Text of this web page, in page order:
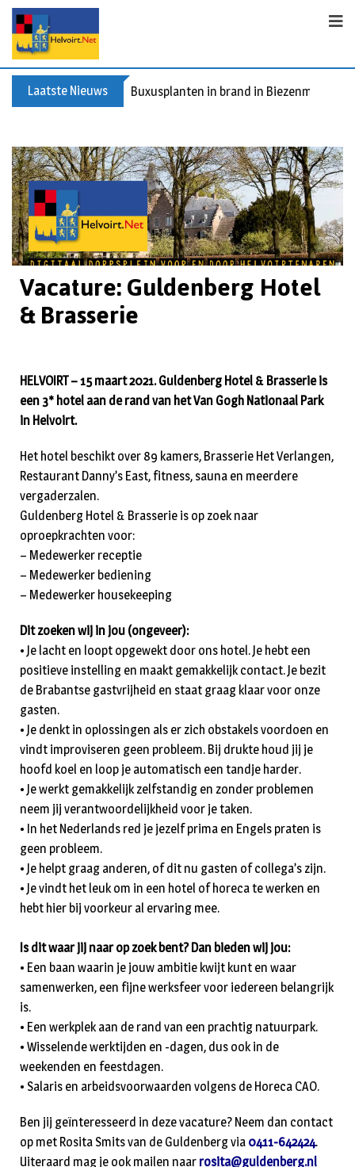
Laatste Nieuws Buxusplanten in brand in Biezenmortel,
Vacature: Guldenberg Hotel
& Brasserie
HELVOIRT – 15 maart 2021. Guldenberg Hotel & Brasserie is
een 3* hotel aan de rand van het Van Gogh Nationaal Park
in Helvoirt.
Het hotel beschikt over 89 kamers, Brasserie Het Verlangen,
Restaurant Danny’s East, fitness, sauna en meerdere
vergaderzalen.
Guldenberg Hotel & Brasserie is op zoek naar
oproepkrachten voor:
– Medewerker receptie
– Medewerker bediening
– Medewerker housekeeping
Dit zoeken wij in jou (ongeveer):
• Je lacht en loopt opgewekt door ons hotel. Je hebt een
positieve instelling en maakt gemakkelijk contact. Je bezit
de Brabantse gastvrijheid en staat graag klaar voor onze
gasten.
• Je denkt in oplossingen als er zich obstakels voordoen en
vindt improviseren geen probleem. Bij drukte houd jij je
hoofd koel en loop je automatisch een tandje harder.
• Je werkt gemakkelijk zelfstandig en zonder problemen
neem jij verantwoordelijkheid voor je taken.
• In het Nederlands red je jezelf prima en Engels praten is
geen probleem.
• Je helpt graag anderen, of dit nu gasten of collega’s zijn.
• Je vindt het leuk om in een hotel of horeca te werken en
hebt hier bij voorkeur al ervaring mee.
Is dit waar jij naar op zoek bent? Dan bieden wij jou:
• Een baan waarin je jouw ambitie kwijt kunt en waar
samenwerken, een fijne werksfeer voor iedereen belangrijk
is.
• Een werkplek aan de rand van een prachtig natuurpark.
• Wisselende werktijden en -dagen, dus ook in de
weekenden en feestdagen.
• Salaris en arbeidsvoorwaarden volgens de Horeca CAO.
Ben jij geïnteresseerd in deze vacature? Neem dan contact
op met Rosita Smits van de Guldenberg via 0411-642424.
Uiteraard mag je ook mailen naar rosita@guldenberg.nl